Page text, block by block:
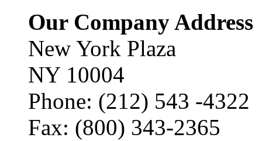
Our Company Address
New York Plaza
NY 10004
Phone: (212) 543 -4322
Fax: (800) 343-2365